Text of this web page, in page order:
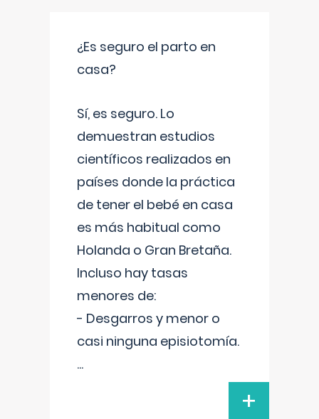
¿Es seguro el parto en
casa?
Sí, es seguro. Lo
demuestran estudios
científicos realizados en
países donde la práctica
de tener el bebé en casa
es más habitual como
Holanda o Gran Bretaña.
Incluso hay tasas
menores de:
- Desgarros y menor o
casi ninguna episiotomía.
...
+